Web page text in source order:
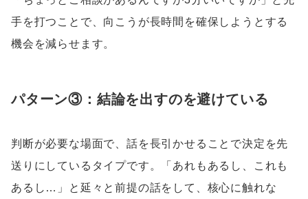
手を打つことで、向こうが長時間を確保しようとする
機会を減らせます。
パターン③：結論を出すのを避けている
判断が必要な場面で、話を長引かせることで決定を先
送りにしているタイプです。「あれもあるし、これも
あるし…」と延々と前提の話をして、核心に触れな